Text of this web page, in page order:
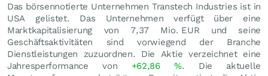
Das börsennotierte Unternehmen Transtech Industries ist in
USA gelistet. Das Unternehmen verfügt über eine
Marktkapitalisierung von 7,37 Mio. EUR und seine
Geschäftsaktivitäten sind vorwiegend der Branche
Dienstleistungen zuzuordnen. Die Aktie verzeichnet eine
Jahresperformance von +62,86%. Die aktuelle